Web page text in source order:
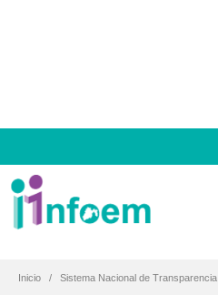
Inicio Sistema Nacional de Transparencia